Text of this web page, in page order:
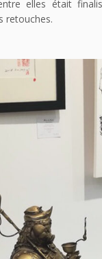
elles était
retouches.